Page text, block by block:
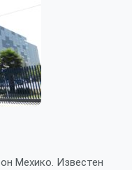
Мехико. Известен